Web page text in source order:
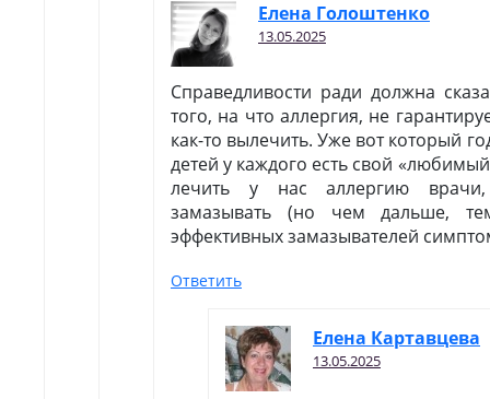
Елена Голоштенко
13.05.2025
Справедливости ради должна
того, на что аллергия, не
как-то вылечить. Уже вот который
детей у каждого есть свой
лечить у нас аллергию
замазывать (но чем дальше,
эффективных замазывателей
Ответить
Елена Картавцева
13.05.2025